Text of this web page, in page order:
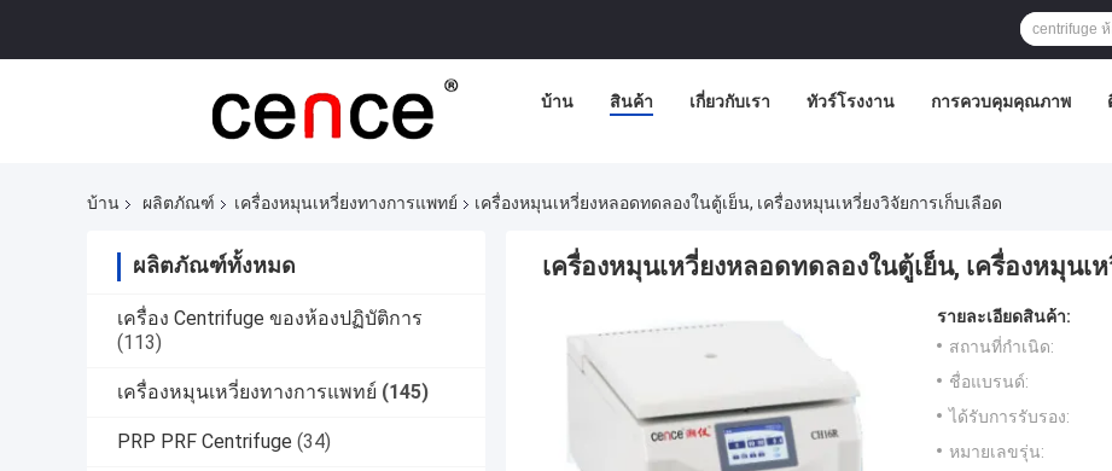
บ้าน สินค้า เกี่ยวกับเรา ทัวร์โรงงาน การควบคุมคุณภาพ
บ้าน ผลิตภัณฑ์ เครื่องหมุนเหวี่ยงทางการแพทย์ เครื่องหมุนเหวี่ยงหลอดทดลองในตู้เย็น, เครื่องหมุนเหวี่ยงวิจัยการเก็บเลือด
ผลิตภัณฑ์ทั้งหมด
เครื่อง Centrifuge ของห้องปฏิบัติการ
(113)
เครื่องหมุนเหวี่ยงทางการแพทย์ (145)
PRP PRF Centrifuge (34)
เครื่องหมุนเหวี่ยงหลอดทดลองในตู้เย็น, เครื่องหมุนเ
รายละเอียดสินค้า:
สถานที่กำเนิด:
ชื่อแบรนด์:
ได้รับการรับรอง:
หมายเลขรุ่น: